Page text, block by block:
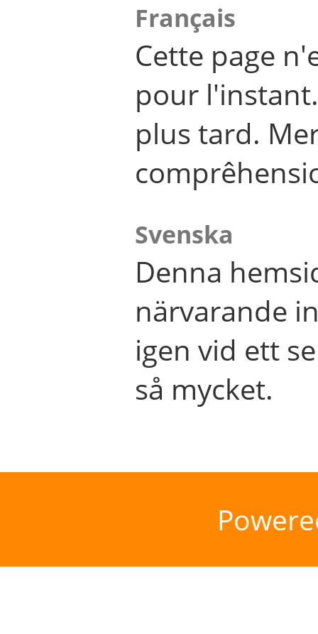
Français
Cette page
pour
plus tard.
Svenska
Denna
närvarande
igen vid ett
så mycket.